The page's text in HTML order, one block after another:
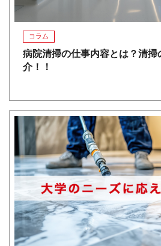
コラム
病院清掃の仕事内容とは？清掃
介！！